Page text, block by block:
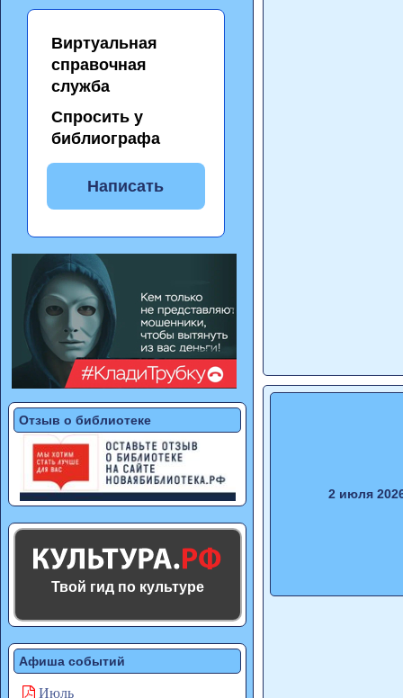
Виртуальная
справочная
служба
Спросить у
библиографа
Написать
Отзыв о библиотеке
Твой гид по культуре
Афиша событий
Июль
2 июля